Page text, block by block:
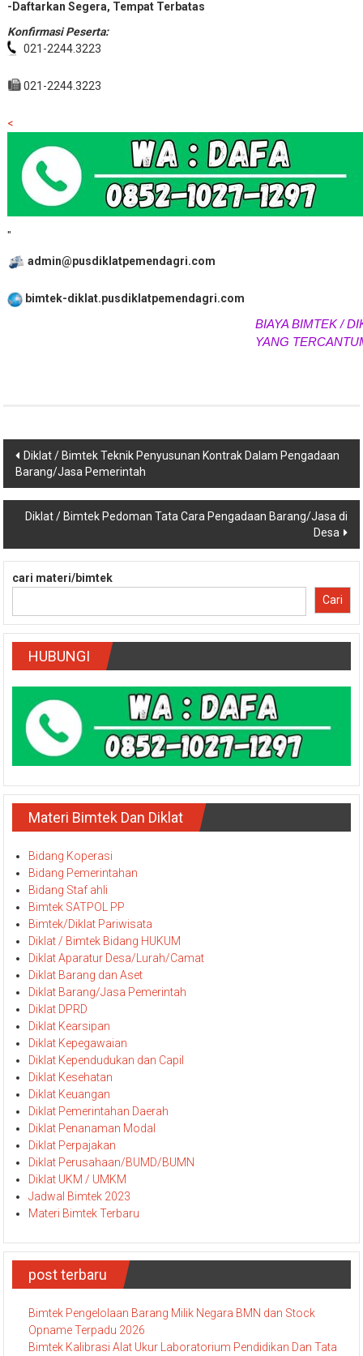
-Daftarkan Segera, Tempat Terbatas
Konfirmasi Peserta:
021-2244.3223
021-2244.3223
<
"
admin@pusdiklatpemendagri.com
bimtek-diklat.pusdiklatpemendagri.com
BIAYA BIMTEK /
YANG
Navigasi
pos
Diklat / Bimtek Teknik Penyusunan Kontrak Dalam Pengadaan
Barang/Jasa Pemerintah
Diklat / Bimtek Pedoman Tata Cara Pengadaan Barang/Jasa di
Desa
cari materi/bimtek
Cari
HUBUNGI
Materi Bimtek Dan Diklat
Bidang Koperasi
Bidang Pemerintahan
Bidang Staf ahli
Bimtek SATPOL PP
Bimtek/Diklat Pariwisata
Diklat / Bimtek Bidang HUKUM
Diklat Aparatur Desa/Lurah/Camat
Diklat Barang dan Aset
Diklat Barang/Jasa Pemerintah
Diklat DPRD
Diklat Kearsipan
Diklat Kepegawaian
Diklat Kependudukan dan Capil
Diklat Kesehatan
Diklat Keuangan
Diklat Pemerintahan Daerah
Diklat Penanaman Modal
Diklat Perpajakan
Diklat Perusahaan/BUMD/BUMN
Diklat UKM / UMKM
Jadwal Bimtek 2023
Materi Bimtek Terbaru
post terbaru
Bimtek Pengelolaan Barang Milik Negara BMN dan Stock
Opname Terpadu 2026
Bimtek Kalibrasi Alat Ukur Laboratorium Pendidikan Dan Tata